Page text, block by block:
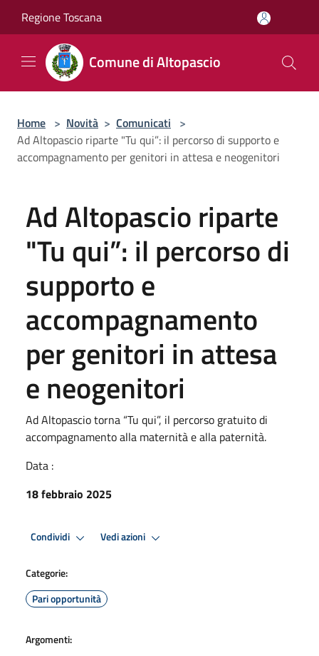
Regione Toscana
Comune di Altopascio
Home > Novità > Comunicati >
Ad Altopascio riparte "Tu qui”: il percorso di supporto e
accompagnamento per genitori in attesa e neogenitori
Ad Altopascio riparte
"Tu qui”: il percorso di
supporto e
accompagnamento
per genitori in attesa
e neogenitori
Ad Altopascio torna “Tu qui”, il percorso gratuito di
accompagnamento alla maternità e alla paternità.
Data :
18 febbraio 2025
Condividi Vedi azioni
Categorie:
Pari opportunità
Argomenti: